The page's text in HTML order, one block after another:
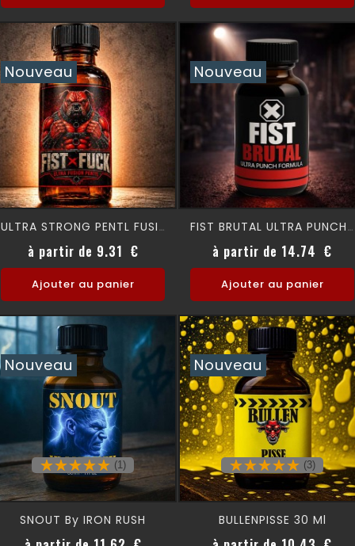
Nouveau
ULTRA STRONG PENTL FUSION
à partir de 9.31 €Prix
Ajouter au panier
Nouveau
FIST BRUTAL ULTRA PUNCH 24 Ml
à partir de 14.74 €
Ajouter au panier
Nouveau
(1)
SNOUT By IRON RUSH
Nouveau
(3)
BULLENPISSE 30 Ml